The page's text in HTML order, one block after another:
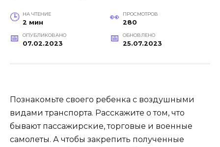
НА ЧТЕНИЕ
2 мин
ПРОСМОТРОВ
280
ОПУБЛИКОВАНО
07.02.2023
ОБНОВЛЕНО
25.07.2023
Познакомьте своего ребенка с воздушными
видами транспорта. Расскажите о том, что
бывают пассажирские, торговые и военные
самолеты. А чтобы закрепить полученные